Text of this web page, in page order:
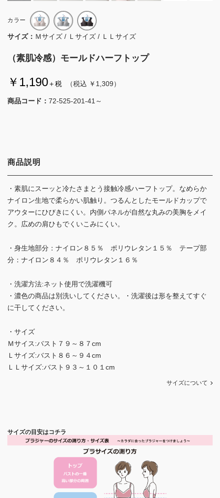
（素肌冷感）モールドハーフトップ
￥1,190＋税 （税込 ￥1,309）
商品コード： 72-525-201-41～
カラー
サイズ： Ｍサイズ / Ｌサイズ / ＬＬサイズ
商品説明
・素肌にスーッと冷たさまとう接触冷感ハーフトップ。なめらか
ナイロン生地で柔らかい肌触り。つるんとしたモールドカップで
アウターにひびきにくい。内側パネルが自然な丸みの美胸をメイ
ク。広めの肩ひもでくいこみにくい。
・身生地部分：ナイロン８５％ ポリウレタン１５％ テープ部
分：ナイロン８４％ ポリウレタン１６％
・洗濯方法:ネット使用で洗濯機可
・濃色の商品は別洗いしてください。・洗濯後は形を整えてすぐ
に干してください。
・サイズ
Ｍサイス:バスト７９～８７cm
Ｌサイズ:バスト８６～９４cm
ＬＬサイズ:バスト９３～１０１cm
サイズについて
サイズの目安はコチラ